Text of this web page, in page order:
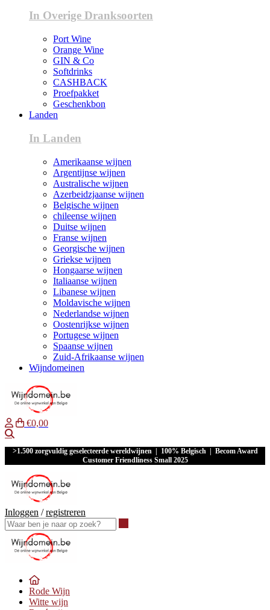
In Overige Dranksoorten
Port Wine
Orange Wine
GIN & Co
Softdrinks
CASHBACK
Proefpakket
Geschenkbon
Landen
In Landen
Amerikaanse wijnen
Argentijnse wijnen
Australische wijnen
Azerbeidzjaanse wijnen
Belgische wijnen
chileense wijnen
Duitse wijnen
Franse wijnen
Georgische wijnen
Griekse wijnen
Hongaarse wijnen
Italiaanse wijnen
Libanese wijnen
Moldavische wijnen
Nederlandse wijnen
Oostenrijkse wijnen
Portugese wijnen
Spaanse wijnen
Zuid-Afrikaanse wijnen
Wijndomeinen
€0,00
>1.500 zorgvuldig geselecteerde wereldwijnen | 100% Belgisch | Becom Award
Customer Friendliness Small 2025
Inloggen /registreren
Rode Wijn
Witte wijn